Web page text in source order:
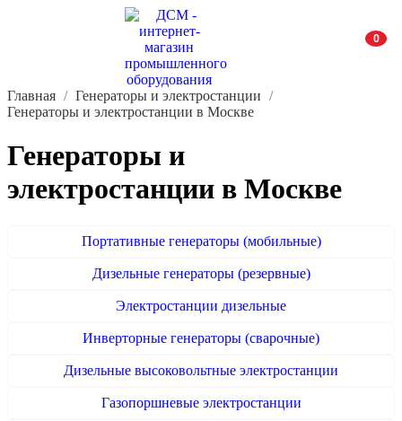
0
Главная
Генераторы и электростанции
Генераторы и электростанции в Москве
Генераторы и
электростанции в Москве
Портативные генераторы (мобильные)
Дизельные генераторы (резервные)
Электростанции дизельные
Инверторные генераторы (сварочные)
Дизельные высоковольтные электростанции
Газопоршневые электростанции